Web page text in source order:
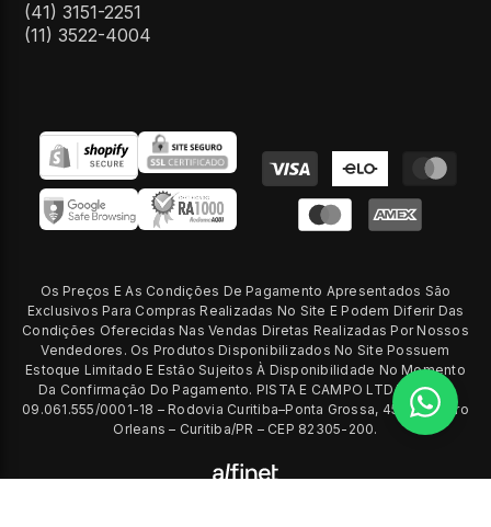
(41) 3151-2251
(11) 3522-4004
Formas
de
pagamento
Os Preços E As Condições De Pagamento Apresentados São
Exclusivos Para Compras Realizadas No Site E Podem Diferir Das
Condições Oferecidas Nas Vendas Diretas Realizadas Por Nossos
Vendedores. Os Produtos Disponibilizados No Site Possuem
Estoque Limitado E Estão Sujeitos À Disponibilidade No Momento
Da Confirmação Do Pagamento. PISTA E CAMPO LTDA – CNPJ
09.061.555/0001-18 – Rodovia Curitiba–Ponta Grossa, 4558 – Bairro
Orleans – Curitiba/PR – CEP 82305-200.